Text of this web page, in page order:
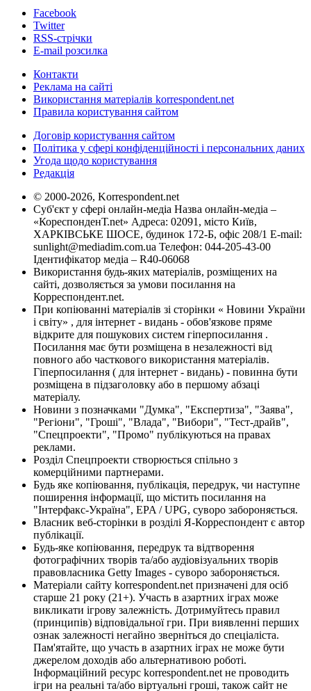
Facebook
Twitter
RSS-стрічки
E-mail розсилка
Контакти
Реклама на сайті
Використання матеріалів korrespondent.net
Правила користування сайтом
Договір користування сайтом
Політика у сфері конфіденційності і персональних даних
Угода щодо користування
Редакція
© 2000-2026, Korrespondent.net
Суб'єкт у сфері онлайн-медіа Назва онлайн-медіа –
«КореспонденТ.net» Адреса: 02091, місто Київ,
ХАРКІВСЬКЕ ШОСЕ, будинок 172-Б, офіс 208/1 E-mail:
sunlight@mediadim.com.ua Телефон: 044-205-43-00
Ідентифікатор медіа – R40-06068
Використання будь-яких матеріалів, розміщених на
сайті, дозволяється за умови посилання на
Корреспондент.net.
При копіюванні матеріалів зі сторінки « Новини України
і світу» , для інтернет - видань - обов'язкове пряме
відкрите для пошукових систем гіперпосилання .
Посилання має бути розміщена в незалежності від
повного або часткового використання матеріалів.
Гіперпосилання ( для інтернет - видань) - повинна бути
розміщена в підзаголовку або в першому абзаці
матеріалу.
Новини з позначками "Думка", "Експертиза", "Заява",
"Регіони", "Гроші", "Влада", "Вибори", "Тест-драйв",
"Спецпроекти", "Промо" публікуються на правах
реклами.
Розділ Спецпроекти створюється спільно з
комерційними партнерами.
Будь яке копіювання, публікація, передрук, чи наступне
поширення інформації, що містить посилання на
"Інтерфакс-Україна", EPA / UPG, суворо забороняється.
Власник веб-сторінки в розділі Я-Корреспондент є автор
публікації.
Будь-яке копіювання, передрук та відтворення
фотографічних творів та/або аудіовізуальних творів
правовласника Getty Images - суворо забороняється.
Матеріали сайту korrespondent.net призначені для осіб
старше 21 року (21+). Участь в азартних іграх може
викликати ігрову залежність. Дотримуйтесь правил
(принципів) відповідальної гри. При виявленні перших
ознак залежності негайно зверніться до спеціаліста.
Пам'ятайте, що участь в азартних іграх не може бути
джерелом доходів або альтернативою роботі.
Інформаційний ресурс korrespondent.net не проводить
ігри на реальні та/або віртуальні гроші, також сайт не